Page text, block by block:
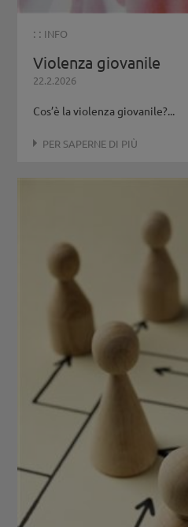
: : INFO
Violenza giovanile
22.2.2026
Cos’è la violenza giovanile?...
PER SAPERNE DI PIÙ